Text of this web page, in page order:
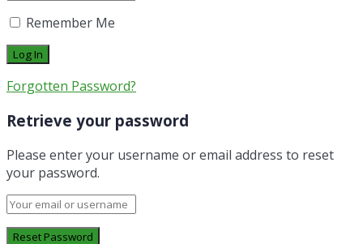
Remember Me
Forgotten Password?
Retrieve your password
Please enter your username or email address to reset
your password.